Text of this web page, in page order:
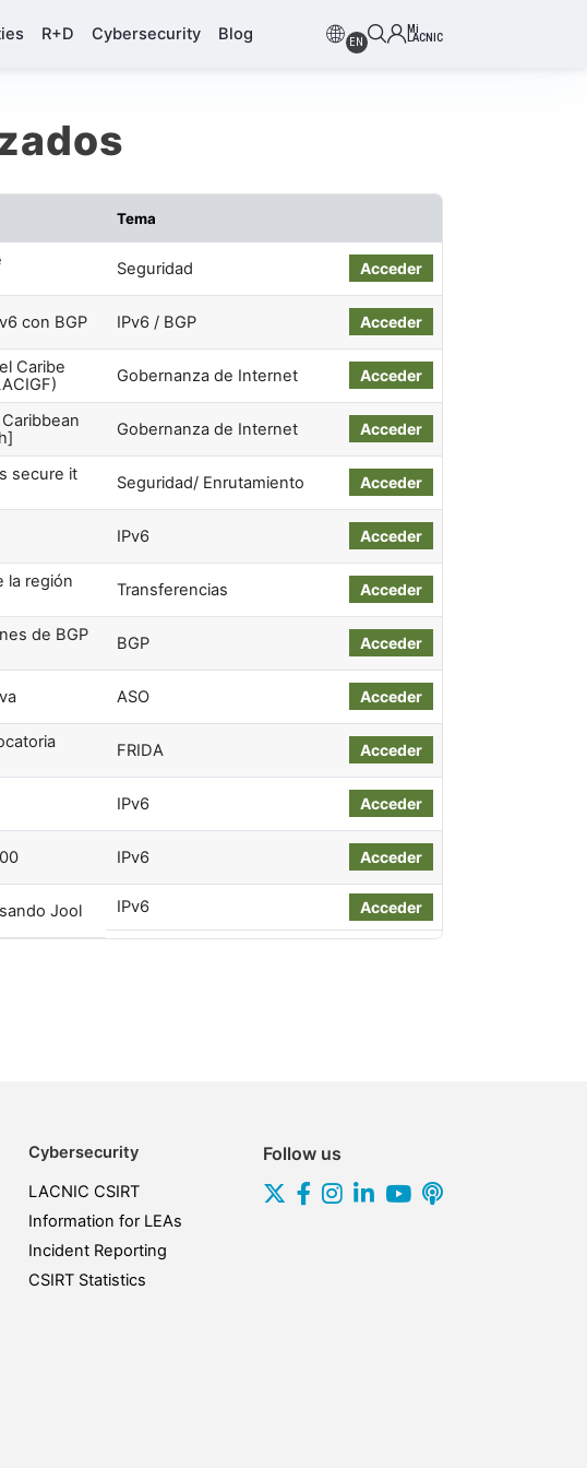
R+D Cybersecurity Blog EN
Mi
LACNIC
Tema
Seguridad Acceder
con BGP IPv6 / BGP Acceder
Caribe
Gobernanza de Internet Acceder
Gobernanza de Internet Acceder
secure it
Seguridad/ Enrutamiento Acceder
IPv6 Acceder
la región
Transferencias Acceder
de BGP
BGP Acceder
ASO Acceder
FRIDA Acceder
IPv6 Acceder
IPv6 Acceder
Jool IPv6 Acceder
Cybersecurity
LACNIC CSIRT
Information for LEAs
Incident Reporting
CSIRT Statistics
Follow us